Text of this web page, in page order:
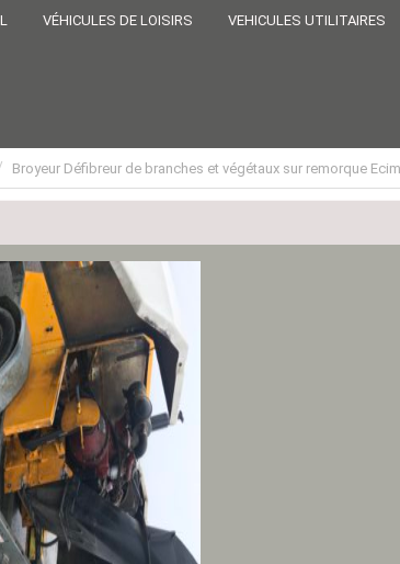
VÉHICULES DE LOISIRS VEHICULES UTILITAIRES
Broyeur Défibreur de branches et végétaux sur remorque Ecim